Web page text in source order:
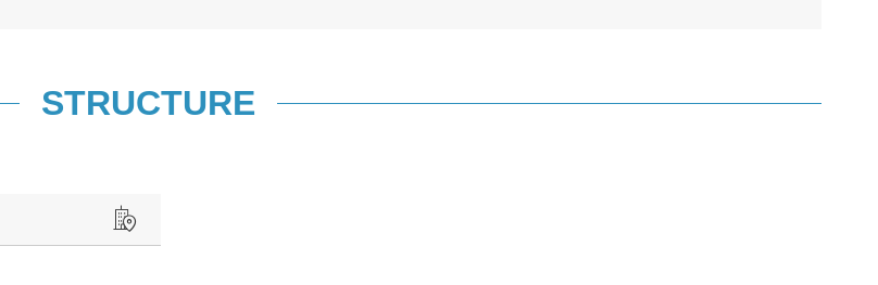
STRUCTURE